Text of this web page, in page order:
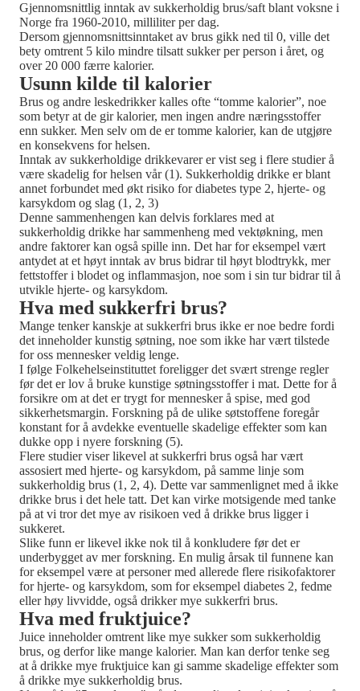
Gjennomsnittlig inntak av sukkerholdig brus/saft blant voksne i
Norge fra 1960-2010, milliliter per dag.
Dersom gjennomsnittsinntaket av brus gikk ned til 0, ville det
bety omtrent 5 kilo mindre tilsatt sukker per person i året, og
over 20 000 færre kalorier.
Usunn kilde til kalorier
Brus og andre leskedrikker kalles ofte “tomme kalorier”, noe
som betyr at de gir kalorier, men ingen andre næringsstoffer
enn sukker. Men selv om de er tomme kalorier, kan de utgjøre
en konsekvens for helsen.
Inntak av sukkerholdige drikkevarer er vist seg i flere studier å
være skadelig for helsen vår (1). Sukkerholdig drikke er blant
annet forbundet med økt risiko for diabetes type 2, hjerte- og
karsykdom og slag (1, 2, 3)
Denne sammenhengen kan delvis forklares med at
sukkerholdig drikke har sammenheng med vektøkning, men
andre faktorer kan også spille inn. Det har for eksempel vært
antydet at et høyt inntak av brus bidrar til høyt blodtrykk, mer
fettstoffer i blodet og inflammasjon, noe som i sin tur bidrar til å
utvikle hjerte- og karsykdom.
Hva med sukkerfri brus?
Mange tenker kanskje at sukkerfri brus ikke er noe bedre fordi
det inneholder kunstig søtning, noe som ikke har vært tilstede
for oss mennesker veldig lenge.
I følge Folkehelseinstituttet foreligger det svært strenge regler
før det er lov å bruke kunstige søtningsstoffer i mat. Dette for å
forsikre om at det er trygt for mennesker å spise, med god
sikkerhetsmargin. Forskning på de ulike søtstoffene foregår
konstant for å avdekke eventuelle skadelige effekter som kan
dukke opp i nyere forskning (5).
Flere studier viser likevel at sukkerfri brus også har vært
assosiert med hjerte- og karsykdom, på samme linje som
sukkerholdig brus (1, 2, 4). Dette var sammenlignet med å ikke
drikke brus i det hele tatt. Det kan virke motsigende med tanke
på at vi tror det mye av risikoen ved å drikke brus ligger i
sukkeret.
Slike funn er likevel ikke nok til å konkludere før det er
underbygget av mer forskning. En mulig årsak til funnene kan
for eksempel være at personer med allerede flere risikofaktorer
for hjerte- og karsykdom, som for eksempel diabetes 2, fedme
eller høy livvidde, også drikker mye sukkerfri brus.
Hva med fruktjuice?
Juice inneholder omtrent like mye sukker som sukkerholdig
brus, og derfor like mange kalorier. Man kan derfor tenke seg
at å drikke mye fruktjuice kan gi samme skadelige effekter som
å drikke mye sukkerholdig brus.